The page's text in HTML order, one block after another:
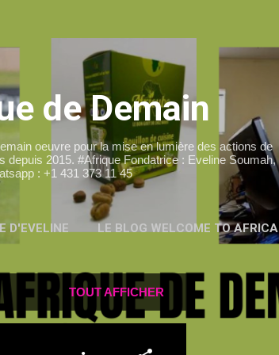
de Demain
oeuvre pour la mise en lumière des actions de
2015. #Afrique Fondatrice : Eveline Soumah,
: +1 431 373 11 45
D'EVELINE LE BLOG WELCOME TO AFRICA
TOUT AFFICHER